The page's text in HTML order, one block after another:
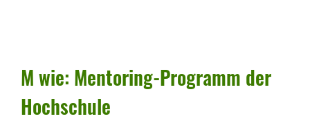
M wie: Mento­ring-Programm der
Hoch­schule